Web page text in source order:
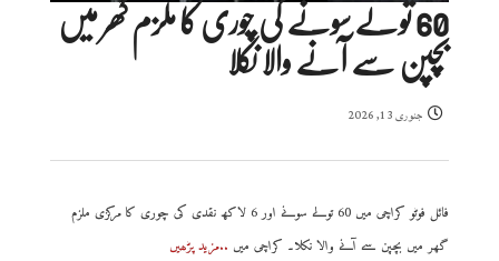
60 تولے سونے کی چوری کا ملزم گھر میں
بچپن سے آنے والا نکلا
جنوری 13, 2026
فائل فوٹو کراچی میں 60 تولے سونے اور 6 لاکھ نقدی کی چوری کا مرکزی ملزم
گھر میں بچپن سے آنے والا نکلا۔ کراچی میں ..مزید پڑھیں